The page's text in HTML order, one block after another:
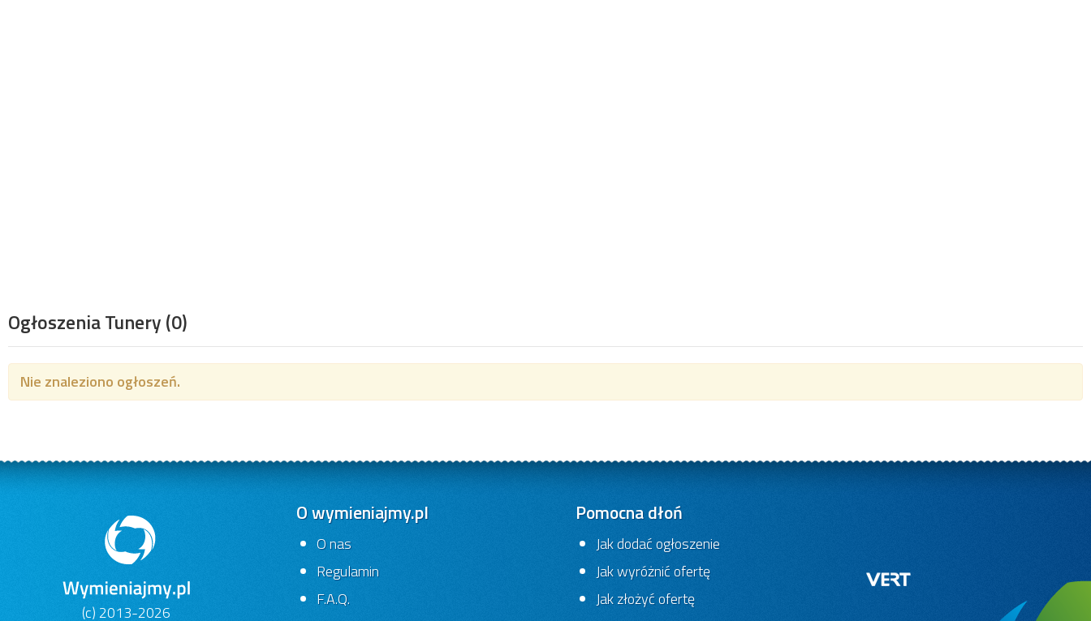
Ogłoszenia Tunery(0)
Nie znaleziono ogłoszeń.
(c) 2013-2026
O wymieniajmy.pl
O nas
Regulamin
F.A.Q.
Pomocna dłoń
Jak dodać ogłoszenie
Jak wyróżnić ofertę
Jak złożyć ofertę